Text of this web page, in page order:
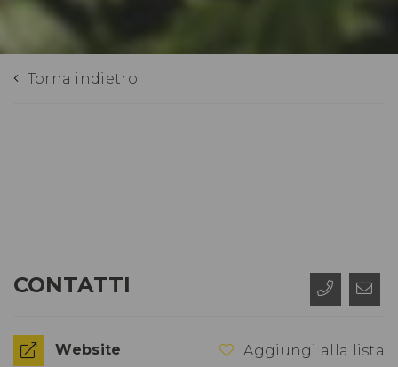
Torna indietro
CONTATTI
Website Aggiungi alla lista